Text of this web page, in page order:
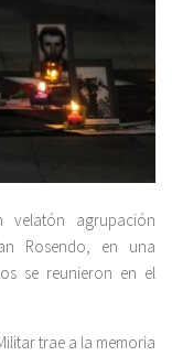
velatón agrupación
Rosendo, en una
se reunieron en el
trae a la memoria